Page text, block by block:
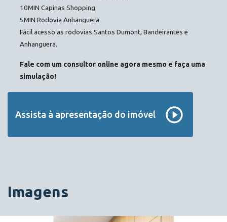
10MIN Capinas Shopping
5MIN Rodovia Anhanguera
Fácil acesso as rodovias Santos Dumont, Bandeirantes e
Anhanguera.
Fale com um consultor online agora mesmo e faça uma
simulação!
Assista à apresentação do imóvel
Imagens